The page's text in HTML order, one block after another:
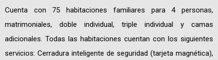
Cuenta con 75 habitaciones familiares para 4 personas,
matrimoniales, doble individual, triple individual y camas
adicionales. Todas las habitaciones cuentan con los siguientes
servicios: Cerradura inteligente de seguridad (tarjeta magnética),